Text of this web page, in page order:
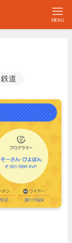
MENU
鉄道